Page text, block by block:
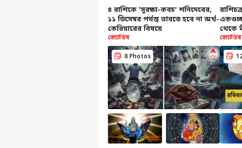
৪ রাশিকে 'সুরক্ষা-কবচ' শনিদেবের,
১১ ডিসেম্বর পর্যন্ত ভাবতে হবে না অর্থ-
কেরিয়ারের বিষয়ে
থেকে
জ্যোতিষ
8 Photos
জ্যোতিষ